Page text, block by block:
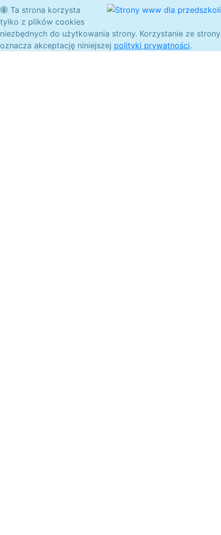
Ta strona korzysta
tylko z plików cookies
niezbędnych do użytkowania strony. Korzystanie ze strony
oznacza akceptację niniejszej polityki prywatności.